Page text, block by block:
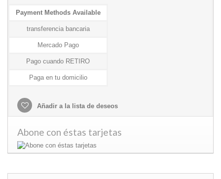
Payment Methods Available
transferencia bancaria
Mercado Pago
Pago cuando RETIRO
Paga en tu domicilio
Añadir a la lista de deseos
Abone con éstas tarjetas